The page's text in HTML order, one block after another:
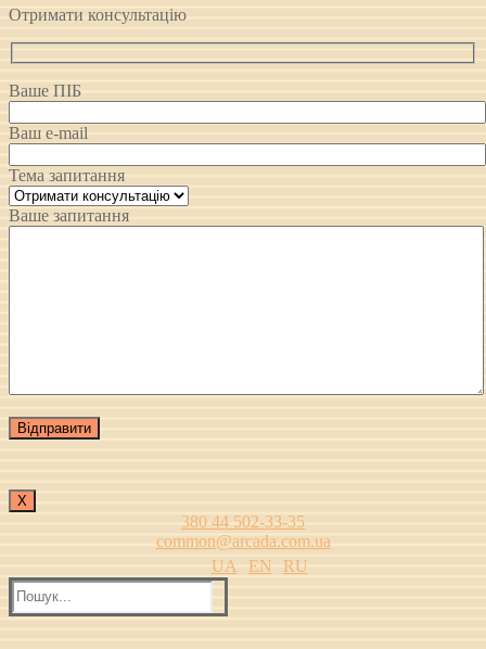
Отримати консультацію
Ваше ПІБ
Ваш e-mail
Тема запитання
Ваше запитання
Х
380 44 502-33-35
common@arcada.com.ua
UA
EN
RU
Пошук: